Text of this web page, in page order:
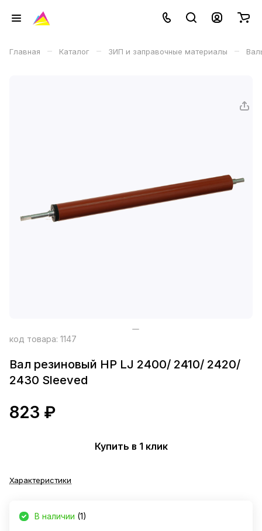
Главная – Каталог – ЗИП и заправочные материалы –
код товара: 1147
Вал резиновый HP LJ 2400/ 2410/ 2420/
2430 Sleeved
823 ₽
Купить в 1 клик
Характеристики
В наличии (1)